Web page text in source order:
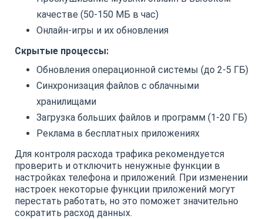
качестве (50-150 МБ в час)
Онлайн-игры и их обновления
Скрытые процессы:
Обновления операционной системы (до 2-5 ГБ)
Синхронизация файлов с облачными
хранилищами
Загрузка больших файлов и программ (1-20 ГБ)
Реклама в бесплатных приложениях
Для контроля расхода трафика рекомендуется
проверить и отключить ненужные функции в
настройках телефона и приложений. При изменении
настроек некоторые функции приложений могут
перестать работать, но это поможет значительно
сократить расход данных.